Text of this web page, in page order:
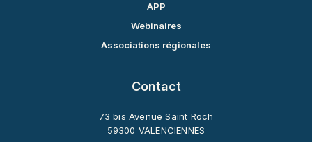
APP
Webinaires
Associations régionales
Contact
73 bis Avenue Saint Roch
59300 VALENCIENNES